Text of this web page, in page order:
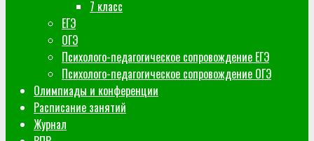
7 класс
ЕГЭ
ОГЭ
Психолого-педагогическое сопровождение ЕГЭ
Психолого-педагогическое сопровождение ОГЭ
Олимпиады и конференции
Расписание занятий
Журнал